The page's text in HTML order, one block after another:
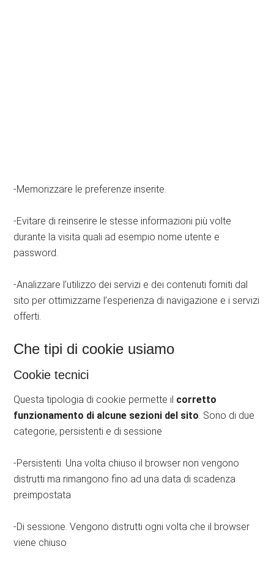
-Memorizzare le preferenze inserite.
-Evitare di reinserire le stesse informazioni più volte
durante la visita quali ad esempio nome utente e
password.
-Analizzare l’utilizzo dei servizi e dei contenuti forniti dal
sito per ottimizzarne l’esperienza di navigazione e i servizi
offerti.
Che tipi di cookie usiamo
Cookie tecnici
Questa tipologia di cookie permette il corretto
funzionamento di alcune sezioni del sito. Sono di due
categorie, persistenti e di sessione
-Persistenti. Una volta chiuso il browser non vengono
distrutti ma rimangono fino ad una data di scadenza
preimpostata
-Di sessione. Vengono distrutti ogni volta che il browser
viene chiuso